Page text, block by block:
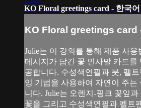
KO Floral greetings card - 한국
KO Floral greetings card
Julie는 이 강의를 통해 제품 사용
메시지가 담긴 꽃 인사말 카드를
공합니다. 수성색연필과 붓, 펠
잉 기법을 사용하여 자연이 주는
니다. Julie는 오렌지-핑크 꽃잎
꽃을 그리고 수성색연필과 펠트